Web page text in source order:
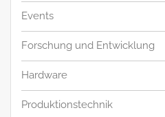
Events
Forschung und Entwicklung
Hardware
Produktionstechnik